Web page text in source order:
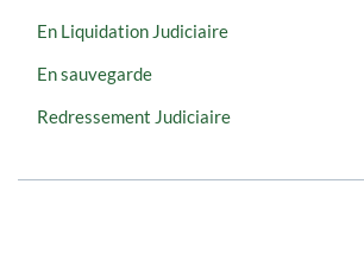
En Liquidation Judiciaire
En sauvegarde
Redressement Judiciaire